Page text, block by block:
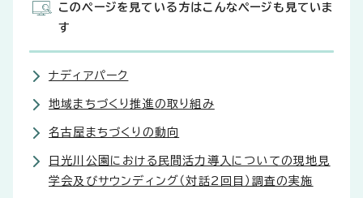
このページを見ている方はこんなページも見ていま
す
ナディアパーク
地域まちづくり推進の取り組み
名古屋まちづくりの動向
日光川公園における民間活力導入についての現地見
学会及びサウンディング（対話2回目）調査の実施